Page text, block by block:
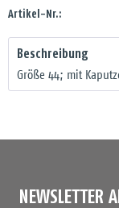
Artikel-Nr.:
Beschreibung
Größe 44; mit
NEWSLETTER